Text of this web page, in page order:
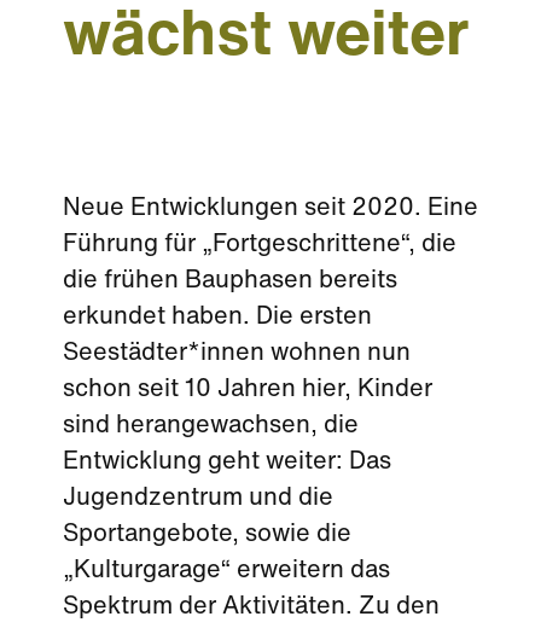
wächst weiter
Neue Entwicklungen seit 2020. Eine
Führung für „Fortgeschrittene“, die
die frühen Bauphasen bereits
erkundet haben. Die ersten
Seestädter*innen wohnen nun
schon seit 10 Jahren hier, Kinder
sind herangewachsen, die
Entwicklung geht weiter: Das
Jugendzentrum und die
Sportangebote, sowie die
„Kulturgarage“ erweitern das
Spektrum der Aktivitäten. Zu den